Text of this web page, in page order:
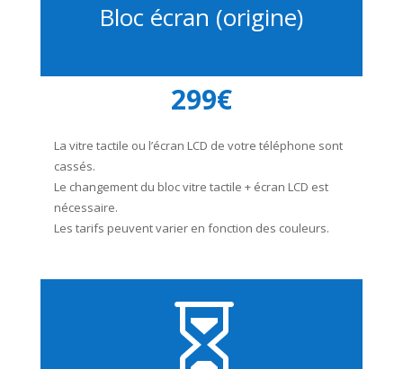
Bloc écran (origine)
299€
La vitre tactile ou l’écran LCD de votre téléphone sont
cassés.
Le changement du bloc vitre tactile + écran LCD est
nécessaire.
Les tarifs peuvent varier en fonction des couleurs.
